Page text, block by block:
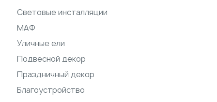
Световые инсталляции
МАФ
Уличные ели
Подвесной декор
Праздничный декор
Благоустройство